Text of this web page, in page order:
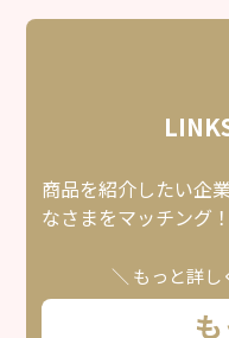
商品を紹介したい企
なさまをマッチング！
＼ もっと詳し